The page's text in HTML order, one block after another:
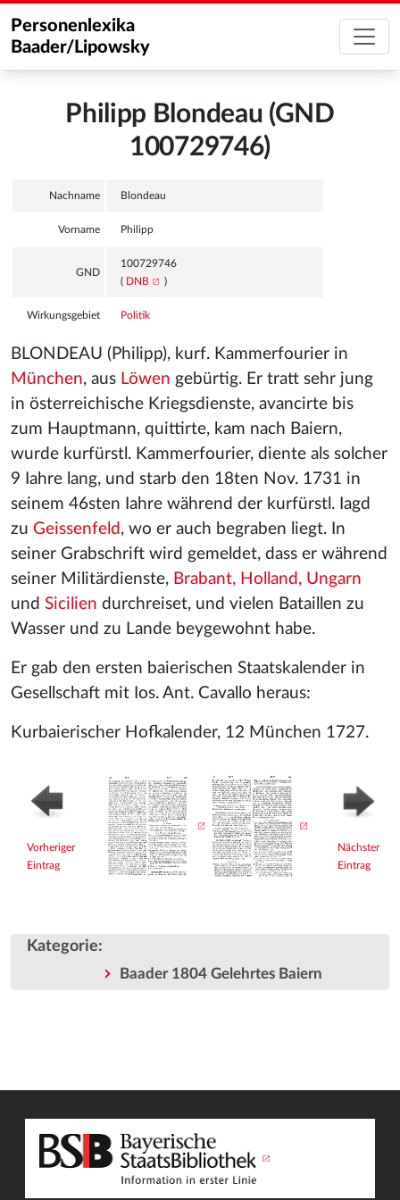
Personenlexika
Baader/Lipowsky
Philipp Blondeau (GND
100729746)
Nachname Blondeau
Vorname Philipp
GND
100729746
( DNB )
Wirkungsgebiet Politik
BLONDEAU (Philipp), kurf. Kammerfourier in
München, aus Löwen gebürtig. Er tratt sehr jung
in österreichische Kriegsdienste, avancirte bis
zum Hauptmann, quittirte, kam nach Baiern,
wurde kurfürstl. Kammerfourier, diente als solcher
9 Iahre lang, und starb den 18ten Nov. 1731 in
seinem 46sten Iahre während der kurfürstl. Iagd
zu Geissenfeld , wo er auch begraben liegt. In
seiner Grabschrift wird gemeldet, dass er während
seiner Militärdienste, Brabant, Holland, Ungarn
und Sicilien durchreiset, und vielen Bataillen zu
Wasser und zu Lande beygewohnt habe.
Er gab den ersten baierischen Staatskalender in
Gesellschaft mit Ios. Ant. Cavallo heraus:
Kurbaierischer Hofkalender, 12 München 1727.
Vorheriger
Eintrag
Nächster
Eintrag
Kategorie:
Baader 1804 Gelehrtes Baiern